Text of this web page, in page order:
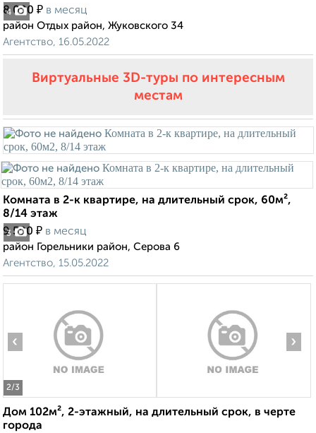
4
8 000 ₽ в месяц
район Отдых район, Жуковского 34
Агентство, 16.05.2022
Виртуальные 3D-туры по интересным
местам
3
Комната в 2-к квартире, на длительный срок, 60м²,
8/14 этаж
9 500 ₽ в месяц
район Горельники район, Серова 6
Агентство, 15.05.2022
2/3
‹ ›
Дом 102м², 2-этажный, на длительный срок, в черте
города